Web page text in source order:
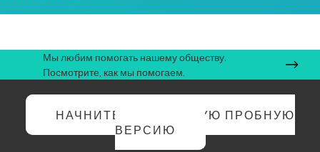
Мы любим помогать нашему обществу.
Посмотрите, как мы помогаем.
НАЧНИТЕ БЕСПЛАТНУЮ ПРОБНУЮ
ВЕРСИЮ